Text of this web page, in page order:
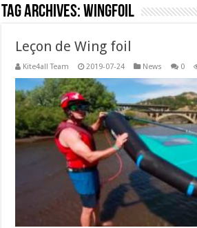
Tag Archives:wingfoil
Leçon de Wing foil
Kite4all Team 2019-07-24 News 0